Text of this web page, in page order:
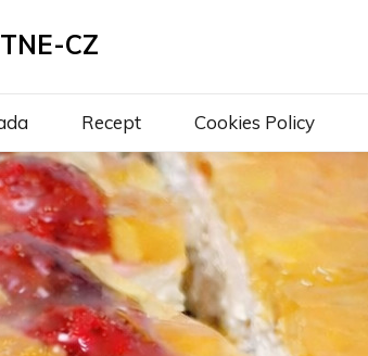
CZ
Recept Cookies Policy